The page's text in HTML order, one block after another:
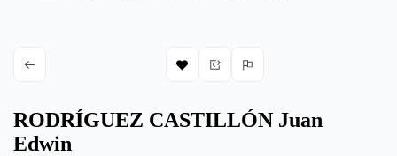
RODRÍGUEZ CASTILLÓN Juan
Edwin